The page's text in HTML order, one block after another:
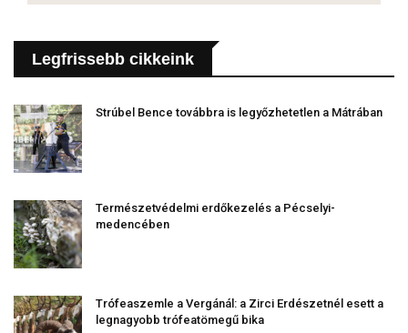
Legfrissebb cikkeink
Strúbel Bence továbbra is legyőzhetetlen a Mátrában
Természetvédelmi erdőkezelés a Pécselyi-
medencében
Trófeaszemle a Vergánál: a Zirci Erdészetnél esett a
legnagyobb trófeatömegű bika